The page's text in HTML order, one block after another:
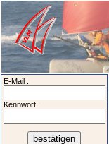
E-Mail :
Kennwort :